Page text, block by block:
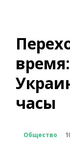
часы
Общество